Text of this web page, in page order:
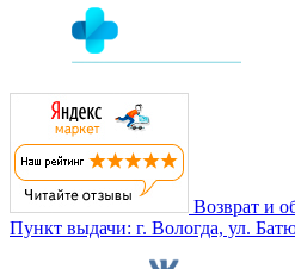
Возврат и
Пункт выдачи: г. Вологда, ул.